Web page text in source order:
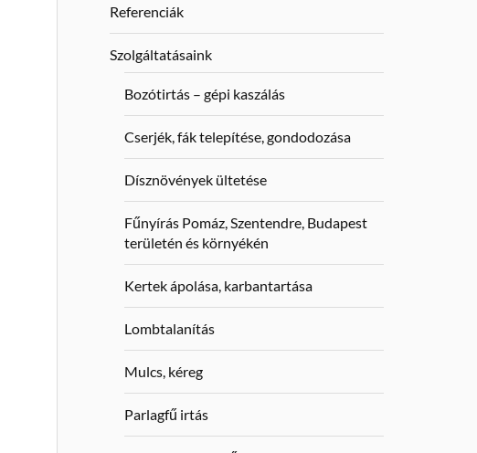
Referenciák
Szolgáltatásaink
Bozótirtás – gépi kaszálás
Cserjék, fák telepítése, gondodozása
Dísznövények ültetése
Fűnyírás Pomáz, Szentendre, Budapest
területén és környékén
Kertek ápolása, karbantartása
Lombtalanítás
Mulcs, kéreg
Parlagfű irtás